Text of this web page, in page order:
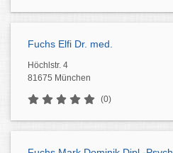
Fuchs Elfi Dr. med.
Höchlstr. 4
81675 München
(0)